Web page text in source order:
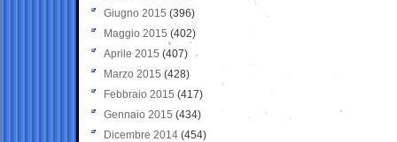
Giugno 2015 (396)
Maggio 2015 (402)
Aprile 2015 (407)
Marzo 2015 (428)
Febbraio 2015 (417)
Gennaio 2015 (434)
Dicembre 2014 (454)